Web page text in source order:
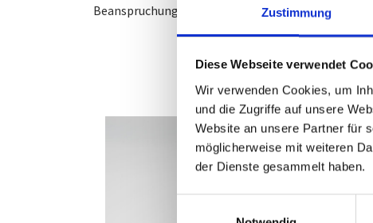
Zustimmung
Diese Webseite verwendet
Wir verwenden Cookies, um
und die Zugriffe auf unsere
Website an unsere Partner für
möglicherweise mit weiteren
der Dienste gesammelt haben.
Beanspruchung.